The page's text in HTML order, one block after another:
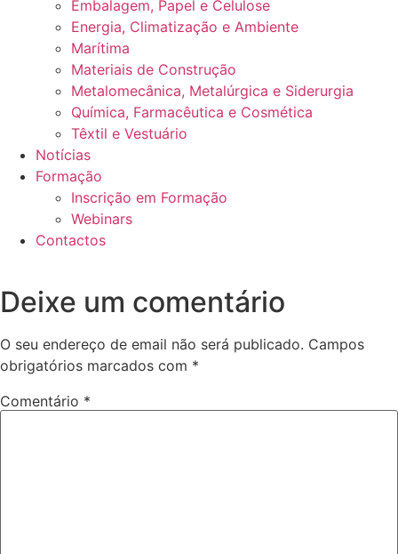
Embalagem, Papel e Celulose
Energia, Climatização e Ambiente
Marítima
Materiais de Construção
Metalomecânica, Metalúrgica e Siderurgia
Química, Farmacêutica e Cosmética
Têxtil e Vestuário
Notícias
Formação
Inscrição em Formação
Webinars
Contactos
Deixe um comentário
O seu endereço de email não será publicado. Campos
obrigatórios marcados com *
Comentário *